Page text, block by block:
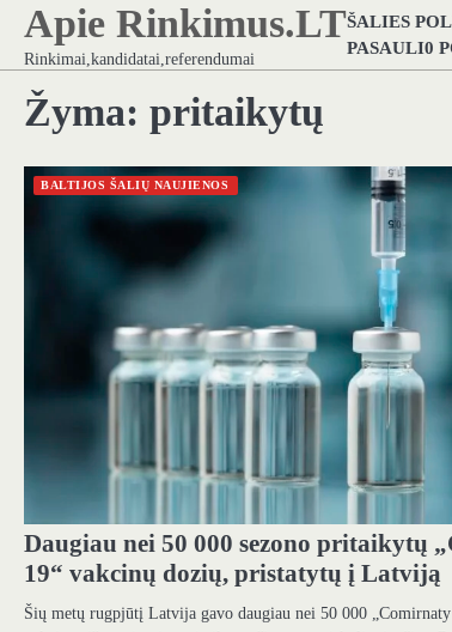
Skip
content
Apie Rinkimus.LT
Rinkimai,kandidatai,referendumai
ŠALIES
PASAULI0
Žyma: pritaikytų
BALTIJOS ŠALIŲ NAUJIENOS
Daugiau nei 50 000 sezono pritaikytų
19“ vakcinų dozių, pristatytų į Latviją
Šių metų rugpjūtį Latvija gavo daugiau nei 50 000